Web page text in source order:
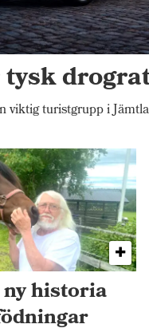
viktig turistgrupp i
historia